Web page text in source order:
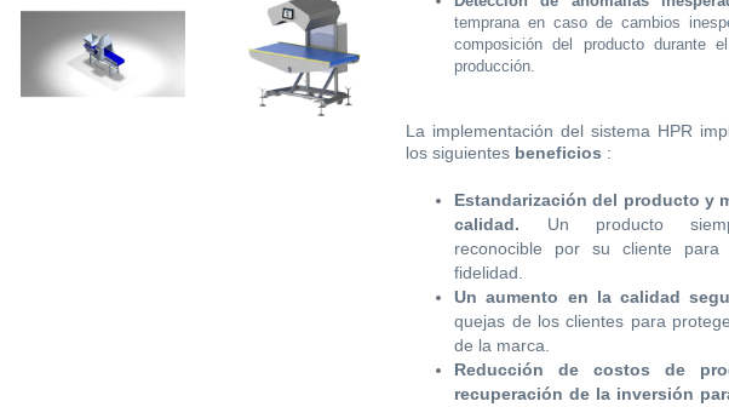
temprana en caso de cambios
composición del producto durante
producción.
La implementación del sistema HPR
los siguientes beneficios :
Estandarización del producto y
calidad. Un producto
reconocible por su cliente para
fidelidad.
Un aumento en la calidad
quejas de los clientes para
de la marca.
Reducción de costos de
recuperación de la inversión